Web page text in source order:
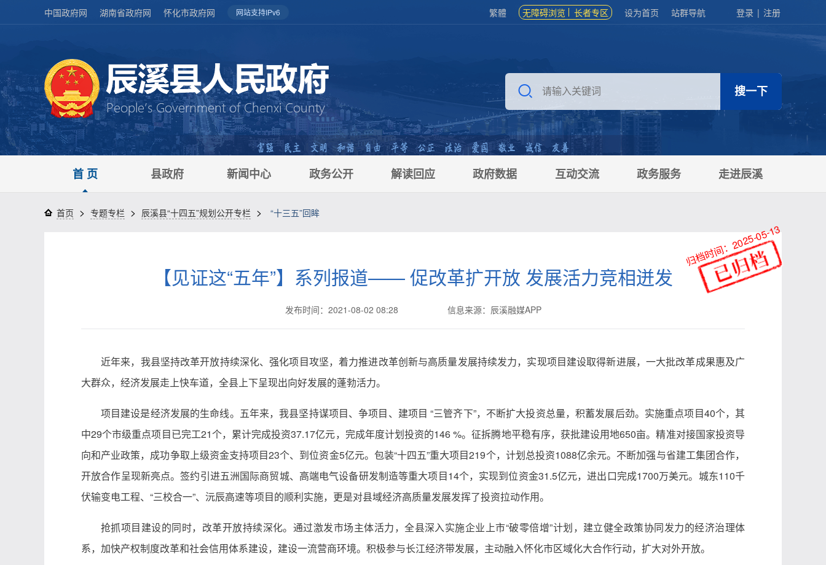
中国政府网 湖南省政府网 怀化市政府网 网站支持IPv6 繁體 无障碍浏览 长者专区 设为首页 站群导航 登录 | 注册
首 页 县政府 新闻中心 政务公开 解读回应 政府数据 互动交流 政务服务 走进辰溪
首页 > 专题专栏 > 辰溪县“十四五”规划公开专栏 > “十三五”回眸
【见证这“五年”】系列报道—— 促改革扩开放 发展活力竞相迸发
发布时间：2021-08-02 08:28 信息来源：辰溪融媒APP
近年来，我县坚持改革开放持续深化、强化项目攻坚，着力推进改革创新与高质量发展持续发力，实现项目建设取得新进展，一大批改革成果惠及广
大群众，经济发展走上快车道，全县上下呈现出向好发展的蓬勃活力。
项目建设是经济发展的生命线。五年来，我县坚持谋项目、争项目、建项目 “三管齐下”，不断扩大投资总量，积蓄发展后劲。实施重点项目40个，其
中29个市级重点项目已完工21个，累计完成投资37.17亿元，完成年度计划投资的146 %。征拆腾地平稳有序，获批建设用地650亩。精准对接国家投资导
向和产业政策，成功争取上级资金支持项目23个、到位资金5亿元。包装“十四五”重大项目219个，计划总投资1088亿余元。不断加强与省建工集团合作，
开放合作呈现新亮点。签约引进五洲国际商贸城、高端电气设备研发制造等重大项目14个，实现到位资金31.5亿元，进出口完成1700万美元。城东110千
伏输变电工程、“三校合一”、沅辰高速等项目的顺利实施，更是对县域经济高质量发展发挥了投资拉动作用。
抢抓项目建设的同时，改革开放持续深化。通过激发市场主体活力，全县深入实施企业上市“破零倍增”计划，建立健全政策协同发力的经济治理体
系，加快产权制度改革和社会信用体系建设，建设一流营商环境。积极参与长江经济带发展，主动融入怀化市区域化大合作行动，扩大对外开放。
归档时间：2025-05-13